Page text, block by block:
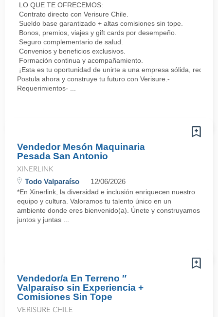
LO QUE TE OFRECEMOS:
Contrato directo con Verisure Chile.
Sueldo base garantizado + altas comisiones sin tope.
Bonos, premios, viajes y gift cards por desempeño.
Seguro complementario de salud.
Convenios y beneficios exclusivos.
Formación continua y acompañamiento.
¡Esta es tu oportunidad de unirte a una empresa sólida,
Postula ahora y construye tu futuro con Verisure.-
Requerimientos- ...
Vendedor Mesón Maquinaria
Pesada San Antonio
XINERLINK
Todo Valparaíso 12/06/2026
*En Xinerlink, la diversidad e inclusión enriquecen nuestro
equipo y cultura. Valoramos tu talento único en un
ambiente donde eres bienvenido(a). Únete y construyamos
juntos y juntas ...
Vendedor/a En Terreno ″
Valparaíso sin Experiencia +
Comisiones Sin Tope
VERISURE CHILE